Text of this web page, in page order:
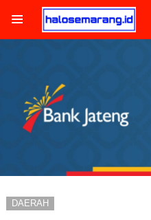
DAERAH